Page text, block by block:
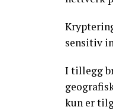
sensitiv
I tillegg
kun er